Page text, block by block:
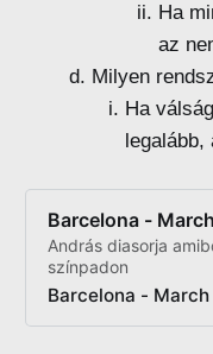
Ha
az
Milyen
Ha
Barcelona -
András diasorja
színpadon
Barcelona -